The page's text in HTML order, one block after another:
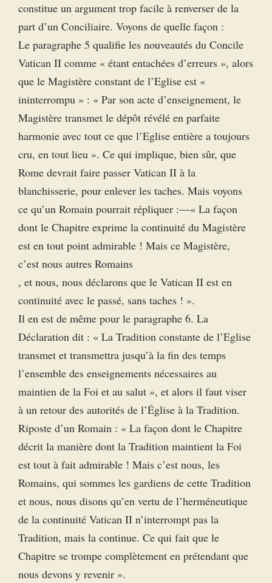
constitue un argument trop facile à renverser de la
part d’un Conciliaire. Voyons de quelle façon :
Le paragraphe 5 qualifie les nouveautés du Concile
Vatican II comme « étant entachées d’erreurs », alors
que le Magistère constant de l’Eglise est «
ininterrompu » : « Par son acte d’enseignement, le
Magistère transmet le dépôt révélé en parfaite
harmonie avec tout ce que l’Eglise entière a toujours
cru, en tout lieu ». Ce qui implique, bien sûr, que
Rome devrait faire passer Vatican II à la
blanchisserie, pour enlever les taches. Mais voyons
ce qu’un Romain pourrait répliquer :—« La façon
dont le Chapitre exprime la continuité du Magistère
est en tout point admirable ! Mais ce Magistère,
c’est nous autres Romains
, et nous, nous déclarons que le Vatican II est en
continuité avec le passé, sans taches ! ».
Il en est de même pour le paragraphe 6. La
Déclaration dit : « La Tradition constante de l’Eglise
transmet et transmettra jusqu’à la fin des temps
l’ensemble des enseignements nécessaires au
maintien de la Foi et au salut », et alors il faut viser
à un retour des autorités de l’Église à la Tradition.
Riposte d’un Romain : « La façon dont le Chapitre
décrit la manière dont la Tradition maintient la Foi
est tout à fait admirable ! Mais c’est nous, les
Romains, qui sommes les gardiens de cette Tradition
et nous, nous disons qu’en vertu de l’herméneutique
de la continuité Vatican II n’interrompt pas la
Tradition, mais la continue. Ce qui fait que le
Chapitre se trompe complètement en prétendant que
nous devons y revenir ».